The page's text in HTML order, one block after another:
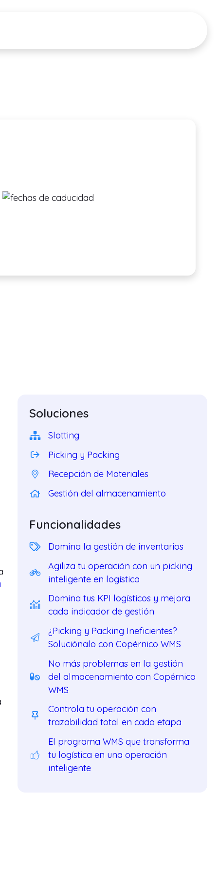
Soluciones
Slotting
Picking y Packing
Recepción de Materiales
Gestión del almacenamiento
Funcionalidades
Domina la gestión de inventarios
Agiliza tu operación con un picking
inteligente en logística
Domina tus KPI logísticos y mejora
cada indicador de gestión
¿Picking y Packing Ineficientes?
Soluciónalo con Copérnico WMS
No más problemas en la gestión
del almacenamiento con Copérnico
WMS
Controla tu operación con
trazabilidad total en cada etapa
El programa WMS que transforma
tu logística en una operación
inteligente